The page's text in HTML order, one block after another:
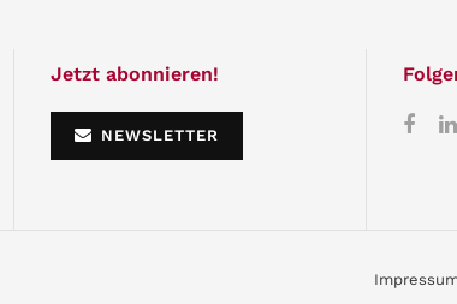
Jetzt abonnieren!
NEWSLETTER